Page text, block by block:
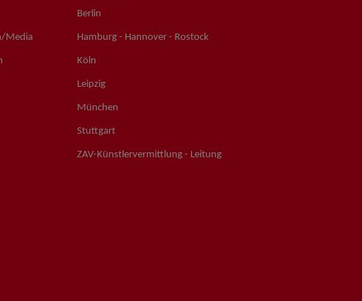
Media
Berlin
Hamburg - Hannover - Rostock
Köln
Leipzig
München
Stuttgart
ZAV-Künstlervermittlung - Leitung